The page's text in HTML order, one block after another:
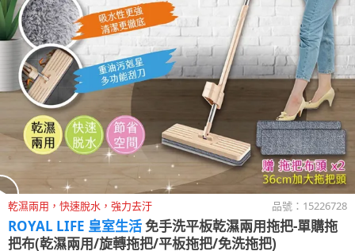
乾濕兩用，快速脫水，強力去汙 品號： 15226728
ROYAL LIFE 皇室生活免手洗平板乾濕兩用拖把-單購拖
把布(乾濕兩用/旋轉拖把/平板拖把/免洗拖把)